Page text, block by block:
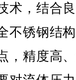
术，结合
不锈钢结
，精度高